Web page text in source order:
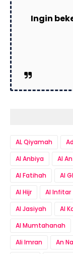
Ingin
AL Qiyamah
Al Anbiya
Al
Al Fatihah
Al
Al Hijr
Al Infitar
Al Jasiyah
Al
Al Mumtahanah
Ali Imran
An